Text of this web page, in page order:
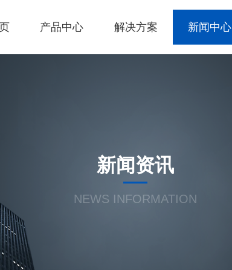
产品中心 解决方案 新闻中心
新闻资讯
NEWS INFORMATION